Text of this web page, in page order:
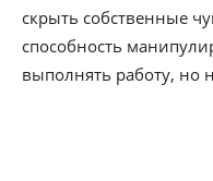
скрыть собственные
способность
выполнять работу, но